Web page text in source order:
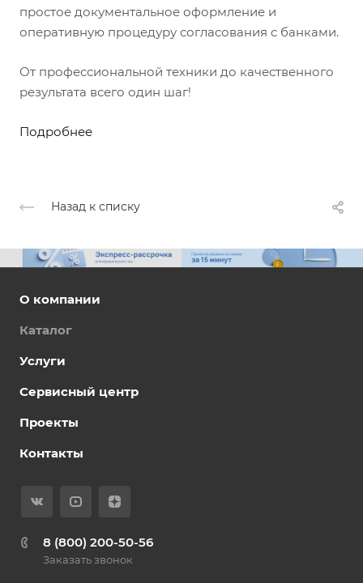
простое документальное оформление и
оперативную процедуру согласования с банками.
От профессиональной техники до качественного
результата всего один шаг!
Подробнее
Назад к списку
О компании
Каталог
Услуги
Сервисный центр
Проекты
Контакты
8 (800) 200-50-56
Заказать звонок